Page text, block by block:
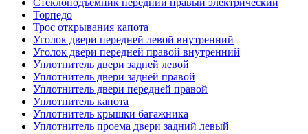
Торпедо
Трос открывания капота
Уголок двери передней левой внутренний
Уголок двери передней правой внутренний
Уплотнитель двери задней левой
Уплотнитель двери задней правой
Уплотнитель двери передней правой
Уплотнитель капота
Уплотнитель крышки багажника
Уплотнитель проема двери задний левый